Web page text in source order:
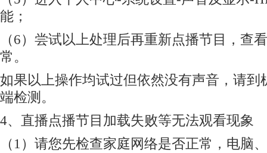
能；
（6）尝试以上处理后再重新点播节目，查
常。
如果以上操作均试过但依然没有声音，请到
端检测。
4、直播点播节目加载失败等无法观看现象
（1）请您先检查家庭网络是否正常，电脑